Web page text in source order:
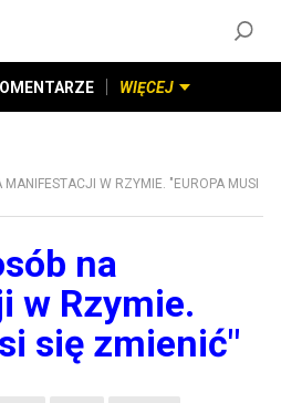
WIĘCEJ
W RZYMIE. "EUROPA MUSI
na
w Rzymie.
się zmienić"